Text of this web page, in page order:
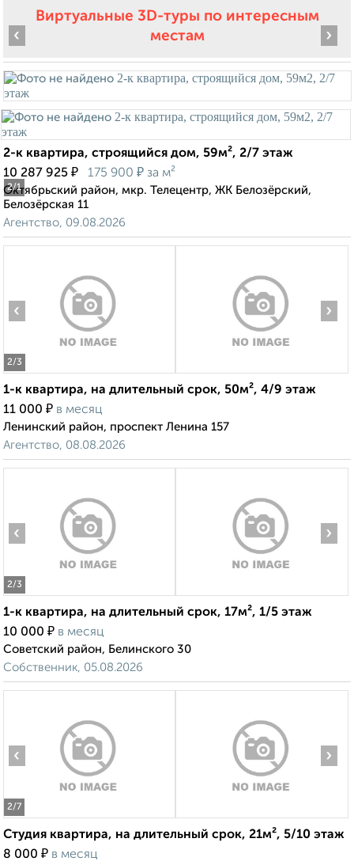
Виртуальные 3D-туры по интересным
местам
2/1
‹ ›
2-к квартира, строящийся дом, 59м², 2/7 этаж
10 287 925 ₽ 175 900 ₽ за м²
Октябрьский район, мкр. Телецентр, ЖК Белозёрский,
Белозёрская 11
Агентство, 09.08.2026
2/3
‹ ›
1-к квартира, на длительный срок, 50м², 4/9 этаж
11 000 ₽ в месяц
Ленинский район, проспект Ленина 157
Агентство, 08.08.2026
2/3
‹ ›
1-к квартира, на длительный срок, 17м², 1/5 этаж
10 000 ₽ в месяц
Советский район, Белинского 30
Собственник, 05.08.2026
2/7
‹ ›
Студия квартира, на длительный срок, 21м², 5/10 этаж
8 000 ₽ в месяц